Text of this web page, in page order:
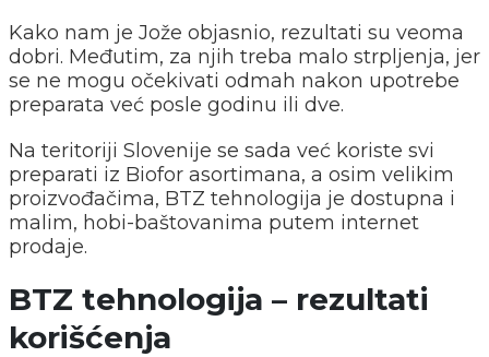
Kako nam je Jože objasnio, rezultati su veoma
dobri. Međutim, za njih treba malo strpljenja, jer
se ne mogu očekivati odmah nakon upotrebe
preparata već posle godinu ili dve.
Na teritoriji Slovenije se sada već koriste svi
preparati iz Biofor asortimana, a osim velikim
proizvođačima, BTZ tehnologija je dostupna i
malim, hobi-baštovanima putem internet
prodaje.
BTZ tehnologija – rezultati
korišćenja